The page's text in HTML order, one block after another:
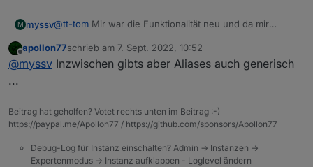
M myssv@tt-tom Mir war die Funktionalität neu und da mir
ich alle Scripte öffnen, die mit dem Sensor verknüpft
waren.
Da hat mir die Lösung mit den LinkedDevices recht gut
gefallen und ich wollte es mal ausprobieren.
apollon77schrieb am 7. Sept. 2022, 10:52
zuletzt editiert von
@myssv Inzwischen gibts aber Aliases auch generisch
...
Beitrag hat geholfen? Votet rechts unten im Beitrag :-)
https://paypal.me/Apollon77 / https://github.com/sponsors/Apollon77
Debug-Log für Instanz einschalten? Admin -> Instanzen ->
Expertenmodus -> Instanz aufklappen - Loglevel ändern